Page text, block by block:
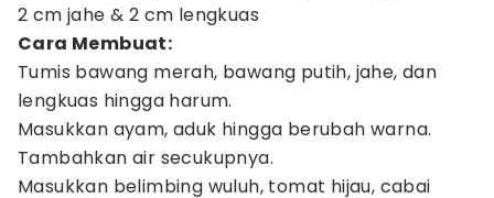
2 cm jahe & 2 cm lengkuas
Cara Membuat:
Tumis bawang merah, bawang putih, jahe, dan
lengkuas hingga harum.
Masukkan ayam, aduk hingga berubah warna.
Tambahkan air secukupnya.
Masukkan belimbing wuluh, tomat hijau, cabai